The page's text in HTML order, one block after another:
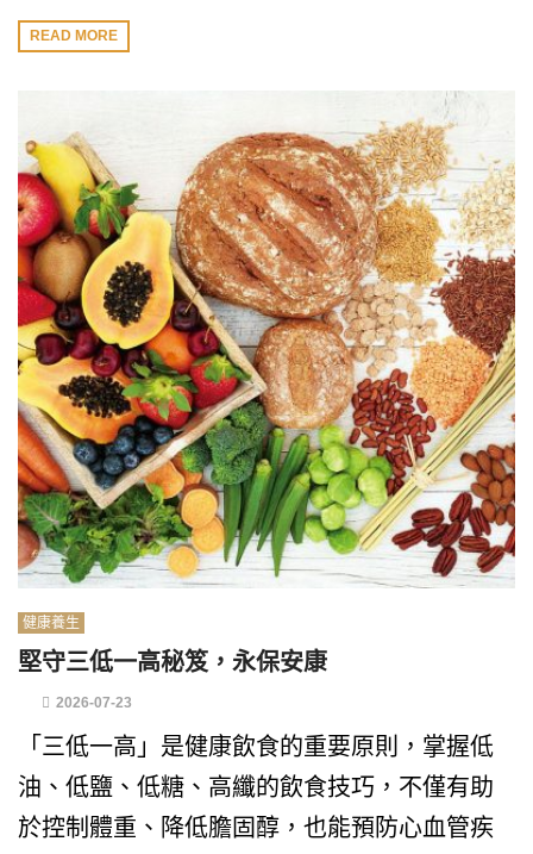
READ MORE
健康養生
堅守三低一高秘笈，永保安康
2026-07-23
「三低一高」是健康飲食的重要原則，掌握低
油、低鹽、低糖、高纖的飲食技巧，不僅有助
於控制體重、降低膽固醇，也能預防心血管疾